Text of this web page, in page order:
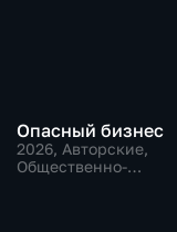
Опасный бизнес
2026, Авторские,
Общественно-